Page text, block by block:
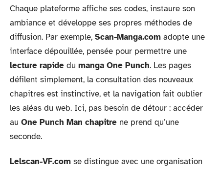
Chaque plateforme affiche ses codes, instaure son
ambiance et développe ses propres méthodes de
diffusion. Par exemple, Scan-Manga.com adopte une
interface dépouillée, pensée pour permettre une
lecture rapide du manga One Punch. Les pages
défilent simplement, la consultation des nouveaux
chapitres est instinctive, et la navigation fait oublier
les aléas du web. Ici, pas besoin de détour : accéder
au One Punch Man chapitre ne prend qu’une
seconde.
Lelscan-VF.com se distingue avec une organisation